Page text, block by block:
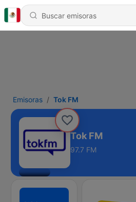
Emisoras Tok FM
Tok FM
97.7 FM